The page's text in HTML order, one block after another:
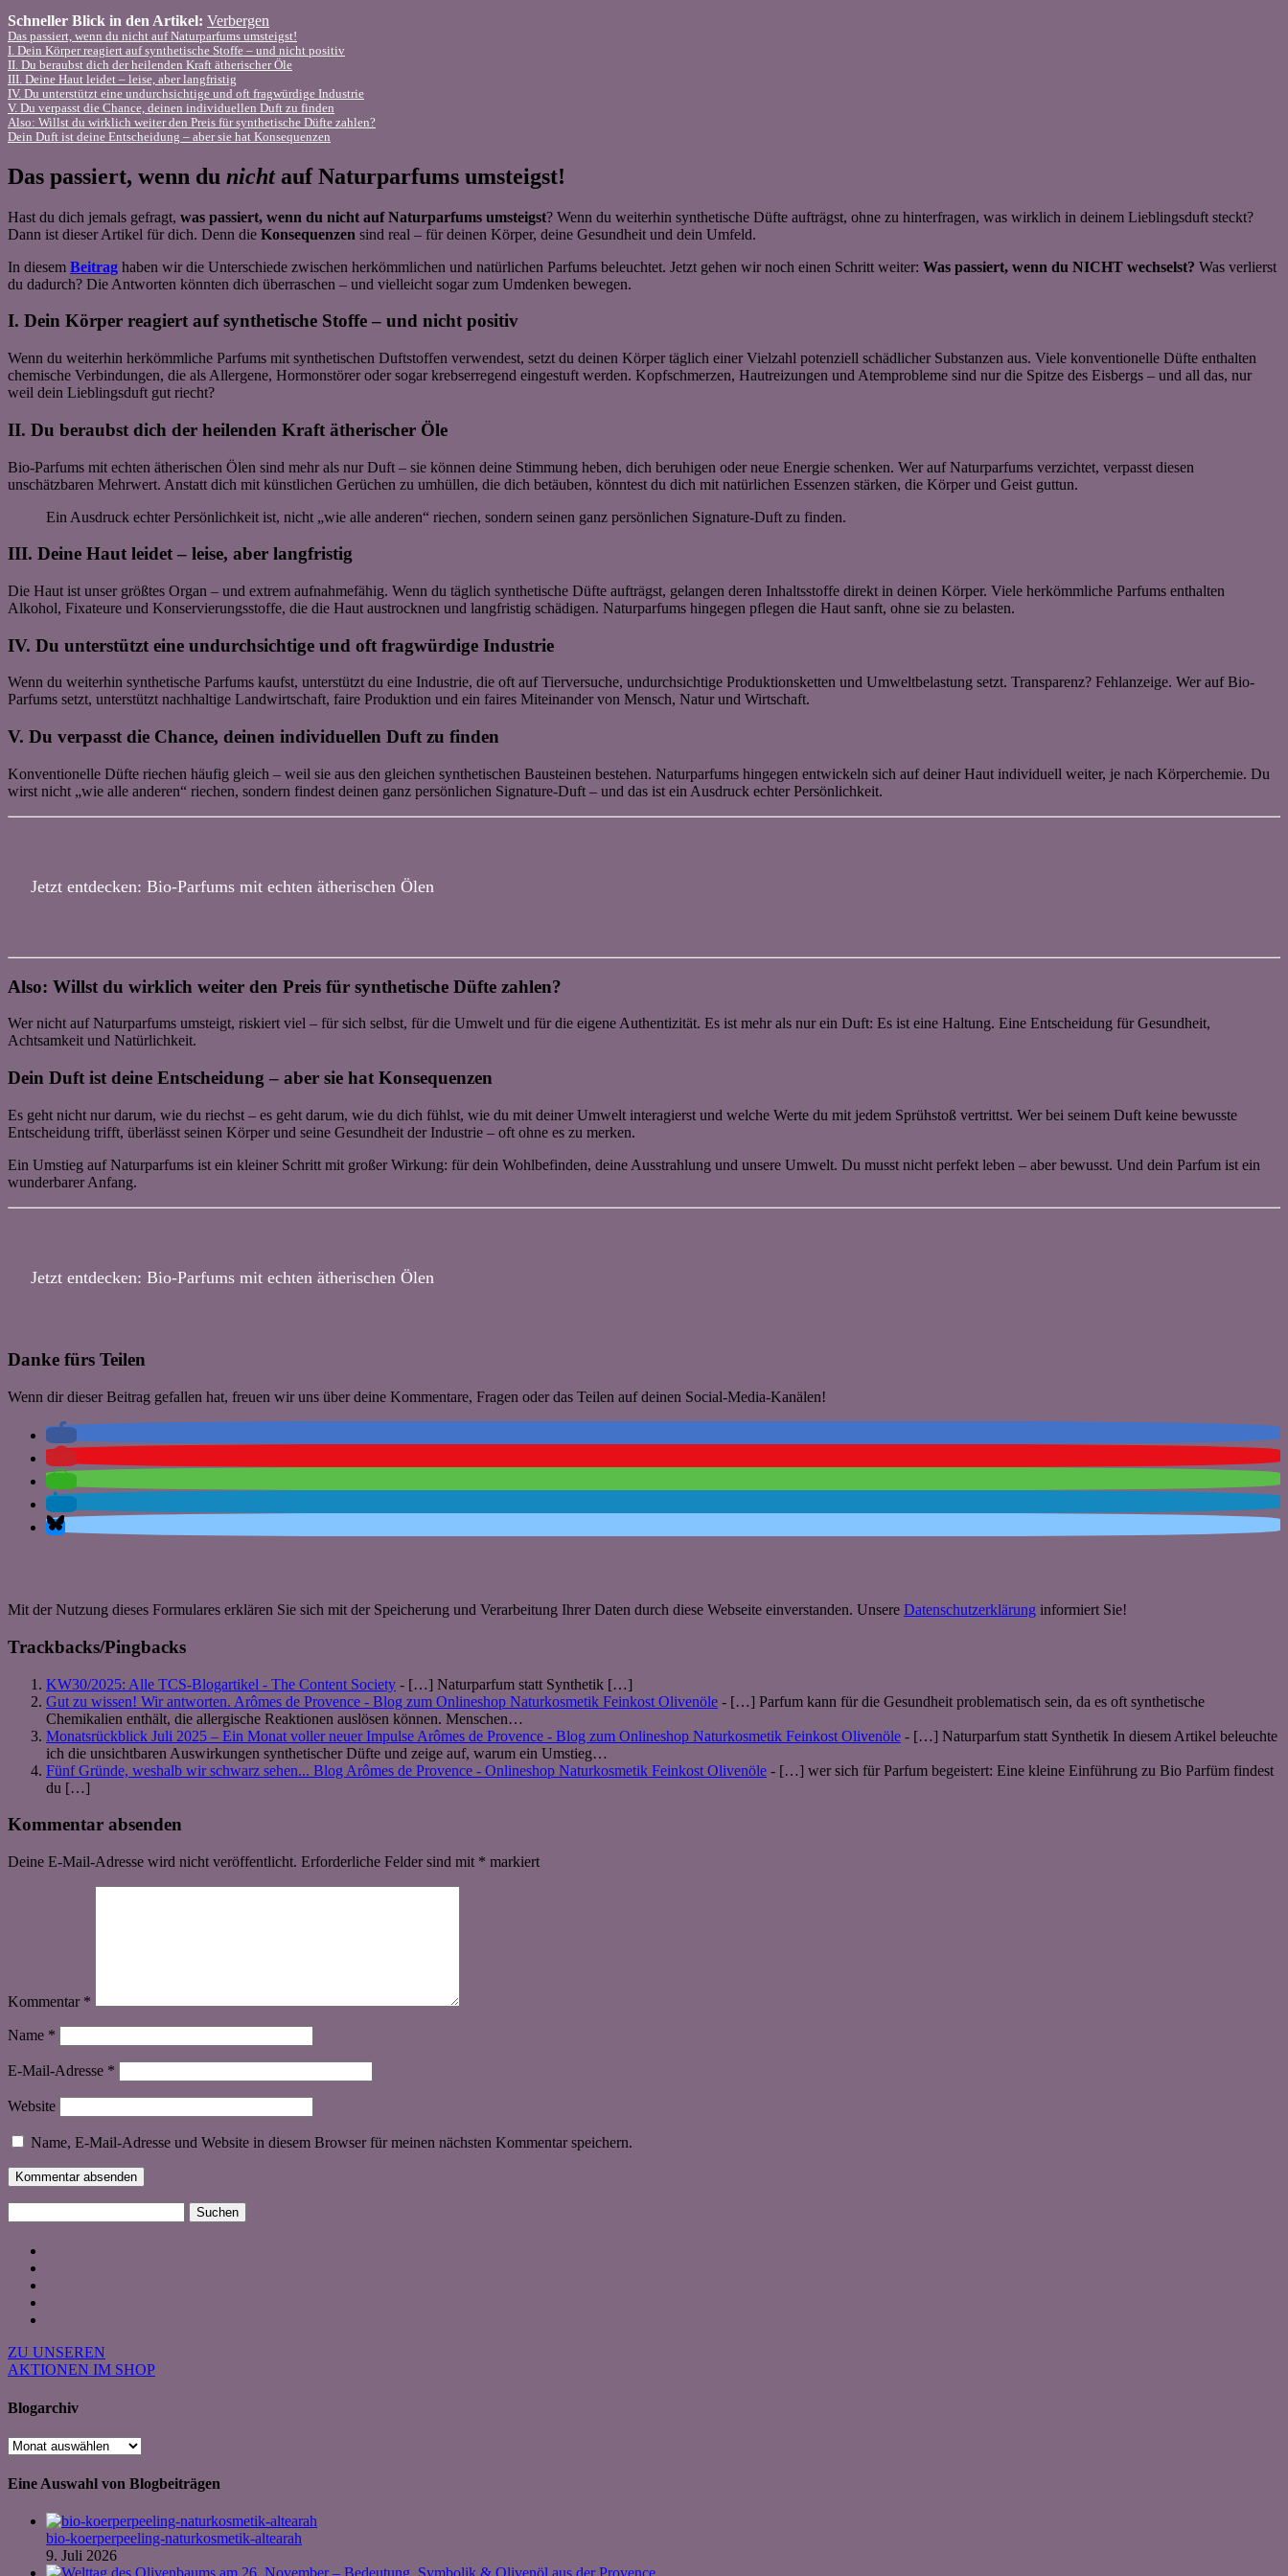
Schneller Blick in den Artikel: Verbergen
Das passiert, wenn du nicht auf Naturparfums umsteigst!
I. Dein Körper reagiert auf synthetische Stoffe – und nicht positiv
II. Du beraubst dich der heilenden Kraft ätherischer Öle
III. Deine Haut leidet – leise, aber langfristig
IV. Du unterstützt eine undurchsichtige und oft fragwürdige Industrie
V. Du verpasst die Chance, deinen individuellen Duft zu finden
Also: Willst du wirklich weiter den Preis für synthetische Düfte zahlen?
Dein Duft ist deine Entscheidung – aber sie hat Konsequenzen
Das passiert, wenn du nicht auf Naturparfums umsteigst!
Hast du dich jemals gefragt, was passiert, wenn du nicht auf Naturparfums umsteigst? Wenn du weiterhin synthetische Düfte aufträgst, ohne zu hinterfragen, was wirklich in deinem Lieblingsduft steckt?
Dann ist dieser Artikel für dich. Denn die Konsequenzen sind real – für deinen Körper, deine Gesundheit und dein Umfeld.
In diesem Beitrag haben wir die Unterschiede zwischen herkömmlichen und natürlichen Parfums beleuchtet. Jetzt gehen wir noch einen Schritt weiter: Was passiert, wenn du NICHT wechselst? Was verlierst
du dadurch? Die Antworten könnten dich überraschen – und vielleicht sogar zum Umdenken bewegen.
I. Dein Körper reagiert auf synthetische Stoffe – und nicht positiv
Wenn du weiterhin herkömmliche Parfums mit synthetischen Duftstoffen verwendest, setzt du deinen Körper täglich einer Vielzahl potenziell schädlicher Substanzen aus. Viele konventionelle Düfte enthalten
chemische Verbindungen, die als Allergene, Hormonstörer oder sogar krebserregend eingestuft werden. Kopfschmerzen, Hautreizungen und Atemprobleme sind nur die Spitze des Eisbergs – und all das, nur
weil dein Lieblingsduft gut riecht?
II. Du beraubst dich der heilenden Kraft ätherischer Öle
Bio-Parfums mit echten ätherischen Ölen sind mehr als nur Duft – sie können deine Stimmung heben, dich beruhigen oder neue Energie schenken. Wer auf Naturparfums verzichtet, verpasst diesen
unschätzbaren Mehrwert. Anstatt dich mit künstlichen Gerüchen zu umhüllen, die dich betäuben, könntest du dich mit natürlichen Essenzen stärken, die Körper und Geist guttun.
Ein Ausdruck echter Persönlichkeit ist, nicht „wie alle anderen“ riechen, sondern seinen ganz persönlichen Signature-Duft zu finden.
III. Deine Haut leidet – leise, aber langfristig
Die Haut ist unser größtes Organ – und extrem aufnahmefähig. Wenn du täglich synthetische Düfte aufträgst, gelangen deren Inhaltsstoffe direkt in deinen Körper. Viele herkömmliche Parfums enthalten
Alkohol, Fixateure und Konservierungsstoffe, die die Haut austrocknen und langfristig schädigen. Naturparfums hingegen pflegen die Haut sanft, ohne sie zu belasten.
IV. Du unterstützt eine undurchsichtige und oft fragwürdige Industrie
Wenn du weiterhin synthetische Parfums kaufst, unterstützt du eine Industrie, die oft auf Tierversuche, undurchsichtige Produktionsketten und Umweltbelastung setzt. Transparenz? Fehlanzeige. Wer auf Bio-
Parfums setzt, unterstützt nachhaltige Landwirtschaft, faire Produktion und ein faires Miteinander von Mensch, Natur und Wirtschaft.
V. Du verpasst die Chance, deinen individuellen Duft zu finden
Konventionelle Düfte riechen häufig gleich – weil sie aus den gleichen synthetischen Bausteinen bestehen. Naturparfums hingegen entwickeln sich auf deiner Haut individuell weiter, je nach Körperchemie. Du
wirst nicht „wie alle anderen“ riechen, sondern findest deinen ganz persönlichen Signature-Duft – und das ist ein Ausdruck echter Persönlichkeit.
Jetzt entdecken: Bio-Parfums mit echten ätherischen Ölen
Also: Willst du wirklich weiter den Preis für synthetische Düfte zahlen?
Wer nicht auf Naturparfums umsteigt, riskiert viel – für sich selbst, für die Umwelt und für die eigene Authentizität. Es ist mehr als nur ein Duft: Es ist eine Haltung. Eine Entscheidung für Gesundheit,
Achtsamkeit und Natürlichkeit.
Dein Duft ist deine Entscheidung – aber sie hat Konsequenzen
Es geht nicht nur darum, wie du riechst – es geht darum, wie du dich fühlst, wie du mit deiner Umwelt interagierst und welche Werte du mit jedem Sprühstoß vertrittst. Wer bei seinem Duft keine bewusste
Entscheidung trifft, überlässt seinen Körper und seine Gesundheit der Industrie – oft ohne es zu merken.
Ein Umstieg auf Naturparfums ist ein kleiner Schritt mit großer Wirkung: für dein Wohlbefinden, deine Ausstrahlung und unsere Umwelt. Du musst nicht perfekt leben – aber bewusst. Und dein Parfum ist ein
wunderbarer Anfang.
Jetzt entdecken: Bio-Parfums mit echten ätherischen Ölen
Danke fürs Teilen
Wenn dir dieser Beitrag gefallen hat, freuen wir uns über deine Kommentare, Fragen oder das Teilen auf deinen Social-Media-Kanälen!
Mit der Nutzung dieses Formulares erklären Sie sich mit der Speicherung und Verarbeitung Ihrer Daten durch diese Webseite einverstanden. Unsere Datenschutzerklärung informiert Sie!
Trackbacks/Pingbacks
KW30/2025: Alle TCS-Blogartikel - The Content Society - […] Naturparfum statt Synthetik […]
Gut zu wissen! Wir antworten. Arômes de Provence - Blog zum Onlineshop Naturkosmetik Feinkost Olivenöle - […] Parfum kann für die Gesundheit problematisch sein, da es oft synthetische
Chemikalien enthält, die allergische Reaktionen auslösen können. Menschen…
Monatsrückblick Juli 2025 – Ein Monat voller neuer Impulse Arômes de Provence - Blog zum Onlineshop Naturkosmetik Feinkost Olivenöle - […] Naturparfum statt Synthetik In diesem Artikel beleuchte
ich die unsichtbaren Auswirkungen synthetischer Düfte und zeige auf, warum ein Umstieg…
Fünf Gründe, weshalb wir schwarz sehen... Blog Arômes de Provence - Onlineshop Naturkosmetik Feinkost Olivenöle - […] wer sich für Parfum begeistert: Eine kleine Einführung zu Bio Parfüm findest
du […]
Kommentar absenden
Deine E-Mail-Adresse wird nicht veröffentlicht. Erforderliche Felder sind mit * markiert
Kommentar *
Name *
E-Mail-Adresse *
Website
Name, E-Mail-Adresse und Website in diesem Browser für meinen nächsten Kommentar speichern.
nach:
ZU UNSEREN
AKTIONEN IM SHOP
Blogarchiv
Blogarchiv
Eine Auswahl von Blogbeiträgen
bio-koerperpeeling-naturkosmetik-altearah
9. Juli 2026